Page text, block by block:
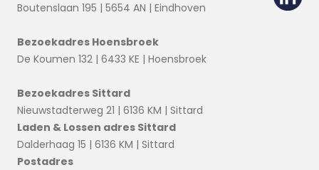
Boutenslaan 195 | 5654 AN | Eindhoven
Bezoekadres Hoensbroek
De Koumen 132 | 6433 KE | Hoensbroek
Bezoekadres Sittard
Nieuwstadterweg 21 | 6136 KM | Sittard
Laden & Lossen adres Sittard
Dalderhaag 15 | 6136 KM | Sittard
Postadres